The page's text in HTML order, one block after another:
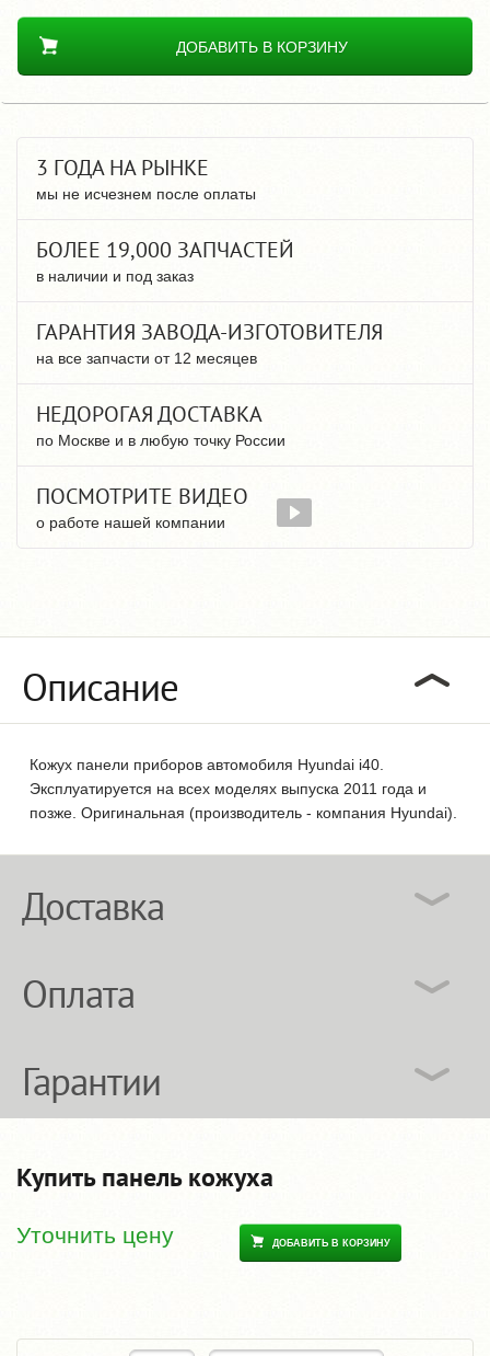
ДОБАВИТЬ В КОРЗИНУ
3 ГОДА НА РЫНКЕ
мы не исчезнем после оплаты
БОЛЕЕ 19,000 ЗАПЧАСТЕЙ
в наличии и под заказ
ГАРАНТИЯ ЗАВОДА-ИЗГОТОВИТЕЛЯ
на все запчасти от 12 месяцев
НЕДОРОГАЯ ДОСТАВКА
по Москве и в любую точку России
ПОСМОТРИТЕ ВИДЕО
о работе нашей компании
Описание
Кожух панели приборов автомобиля Hyundai i40.
Эксплуатируется на всех моделях выпуска 2011 года и
позже. Оригинальная (производитель - компания Hyundai).
Доставка
Оплата
Гарантии
Купить панель кожуха
Уточнить цену ДОБАВИТЬ В КОРЗИНУ